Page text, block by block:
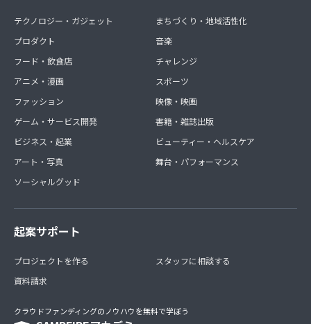
テクノロジー・ガジェット
プロダクト
フード・飲食店
アニメ・漫画
ファッション
ゲーム・サービス開発
ビジネス・起業
アート・写真
ソーシャルグッド
まちづくり・地域活性化
音楽
チャレンジ
スポーツ
映像・映画
書籍・雑誌出版
ビューティー・ヘルスケア
舞台・パフォーマンス
起案サポート
プロジェクトを作る
資料請求
スタッフに相談する
クラウドファンディングのノウハウを無料で学ぼう